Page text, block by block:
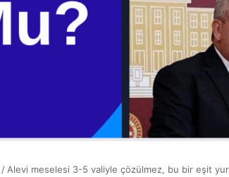
/Alevi meselesi 3-5 valiyle çözülmez, bu bir eşit